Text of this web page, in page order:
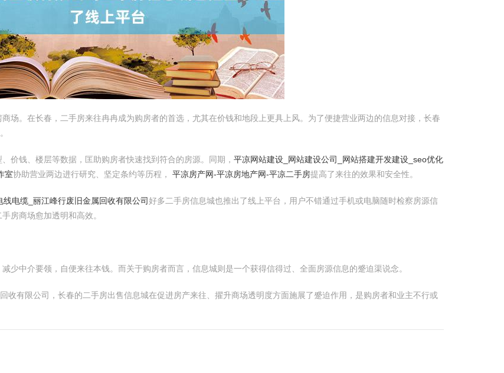
场。在长春，二手房来往冉冉成为购房者的首选，尤其在价钱和地段上更具上风。为了便捷营业两边的信息对接，长春
价钱、楼层等数据，匡助购房者快速找到符合的房源。同期， 平凉网站建设_网站建设公司_网站搭建开发建设_seo优化
室协助营业两边进行研究、坚定条约等历程， 平凉房产网-平凉房地产网-平凉二手房提高了来往的效果和安全性。
电缆_丽江峰行废旧金属回收有限公司好多二手房信息城也推出了线上平台，用户不错通过手机或电脑随时检察房源信
房商场愈加透明和高效。
少中介要领，自便来往本钱。而关于购房者而言，信息城则是一个获得信得过、全面房源信息的蹙迫渠说念。
收有限公司，长春的二手房出售信息城在促进房产来往、擢升商场透明度方面施展了蹙迫作用，是购房者和业主不行或